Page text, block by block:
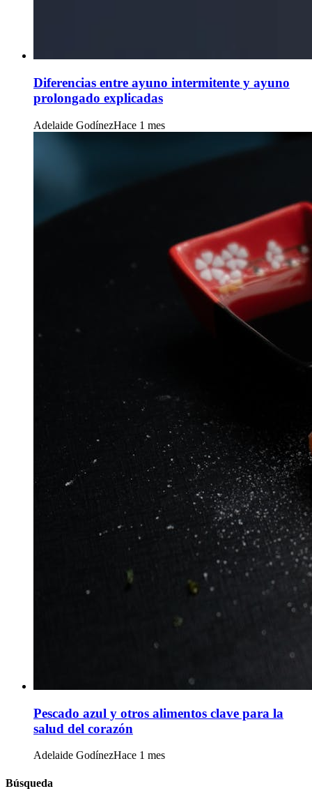
Diferencias entre ayuno intermitente y ayuno
prolongado explicadas
Adelaide GodínezHace 1 mes
Pescado azul y otros alimentos clave para la
salud del corazón
Adelaide GodínezHace 1 mes
Búsqueda